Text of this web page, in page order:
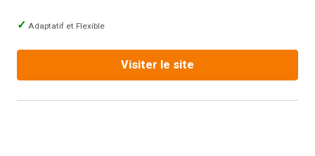
Adaptatif et Flexible
Visiter le site